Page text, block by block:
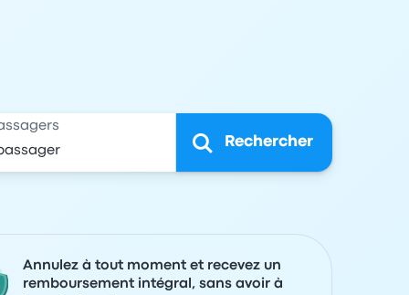
Rechercher
Annulez à tout moment et recevez un
remboursement intégral, sans avoir à